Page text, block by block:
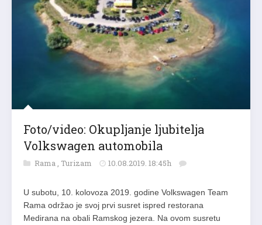
Foto/video: Okupljanje ljubitelja
Volkswagen automobila
Rama Turizam 10.08.2019. 18:45h
U subotu, 10. kolovoza 2019. godine Volkswagen Team
Rama održao je svoj prvi susret ispred restorana
Medirana na obali Ramskog jezera. Na ovom susretu